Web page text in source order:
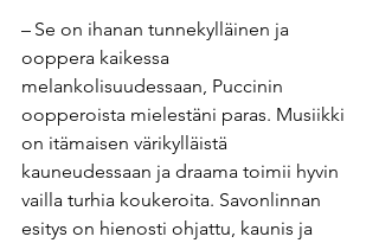
– Se on ihanan tunnekylläinen ja
ooppera kaikessa
melankolisuudessaan, Puccinin
oopperoista mielestäni paras. Musiikki
on itämaisen värikylläistä
kauneudessaan ja draama toimii hyvin
vailla turhia koukeroita. Savonlinnan
esitys on hienosti ohjattu, kaunis ja